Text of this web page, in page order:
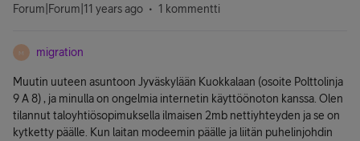
Forum|Forum|11 years ago 1 kommentti
M migration
Muutin uuteen asuntoon Jyväskylään Kuokkalaan (osoite Polttolinja
9 A 8) , ja minulla on ongelmia internetin käyttöönoton kanssa. Olen
tilannut taloyhtiösopimuksella ilmaisen 2mb nettiyhteyden ja se on
kytketty päälle. Kun laitan modeemin päälle ja liitän puhelinjohdin